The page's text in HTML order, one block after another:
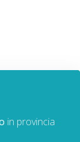
in provincia